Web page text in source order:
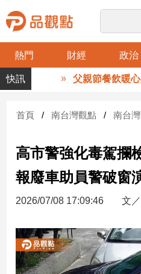
熱門 財經 政治
品
觀
財
台
財
新
產
經/
股
父親節餐飲暖心獻
首頁 南台灣觀點 南台
高市警強化毒駕
報廢車助員警破窗
2026/07/08 17:09:46 文